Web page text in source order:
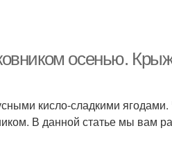
осенью.
кисло-сладкими
В данной статье мы вам